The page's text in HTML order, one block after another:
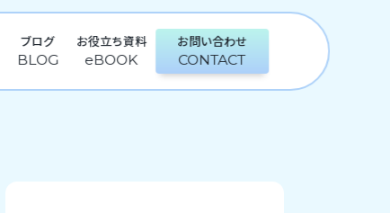
ブログ お役立ち資料 お問い合わせ